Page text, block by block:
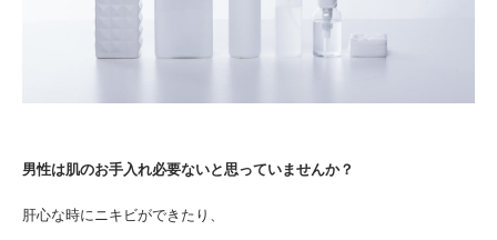
男性は肌のお手入れ必要ないと思っていませんか？
肝心な時にニキビができたり、